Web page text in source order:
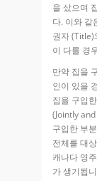
을 샀으며
다. 이와 같
권자 (Title)
이 다를 경
만약 집을
인이 있을
집을 구입
(Jointly
구입한 부
전체를 대
캐나다 영
가 생기됩